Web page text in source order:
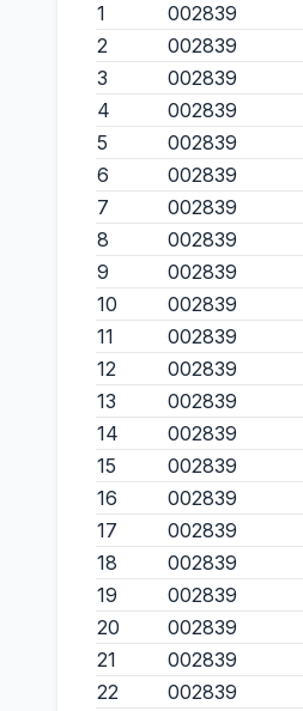
1
002839
2
002839
3
002839
4
002839
5
002839
6
002839
7
002839
8
002839
9
002839
10
002839
11
002839
12
002839
13
002839
14
002839
15
002839
16
002839
17
002839
18
002839
19
002839
20
002839
21
002839
22
002839